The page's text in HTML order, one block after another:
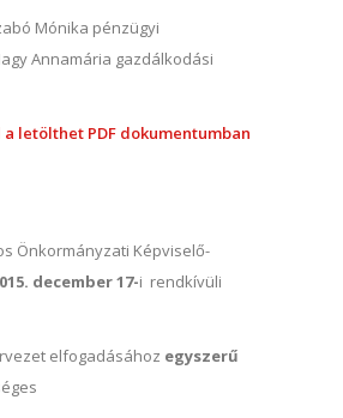
Mónika pénzügyi
Annamária gazdálkodási
letölthet PDF dokumentumban
Önkormányzati Képviselő-
december 17-i rendkívüli
elfogadásához egyszerű